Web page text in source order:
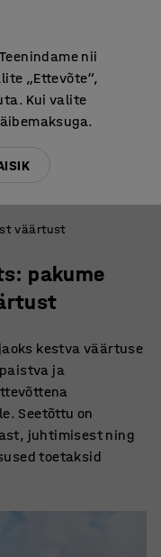
Paneeli
väärtust
pakume
kestva väärtuse
ja
Seetõttu on
juhtimisest ning
toetaksid
nii
„Ettevõte“,
Kui valite